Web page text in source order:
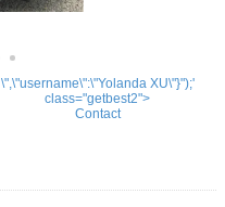
\",\"username\":\"Yolanda XU\"}");'
class="getbest2">
Contact